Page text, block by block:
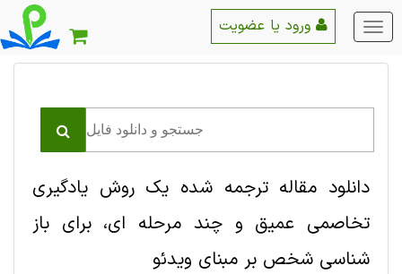
منو
اصلی
دانلود مقاله ترجمه شده یک روش یادگیری
تخاصمی عمیق و چند مرحله ای، برای باز
شناسی شخص بر مبنای ویدئو